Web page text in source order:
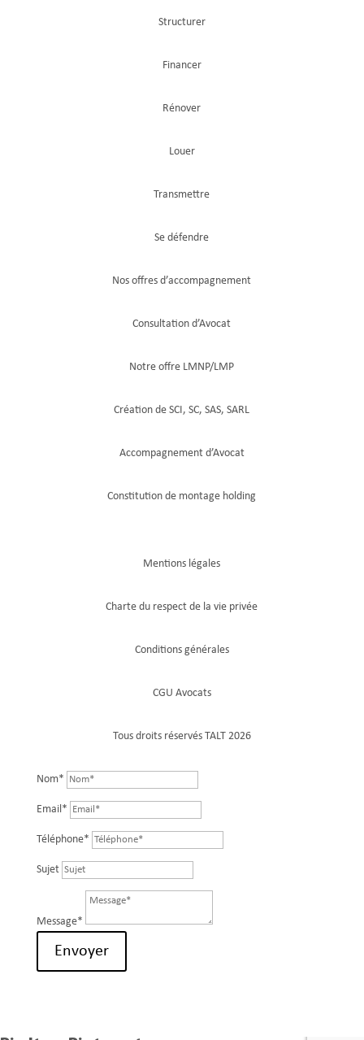
Structurer
Financer
Rénover
Louer
Transmettre
Se défendre
Nos offres d’accompagnement
Consultation d’Avocat
Notre offre LMNP/LMP
Création de SCI, SC, SAS, SARL
Accompagnement d’Avocat
Constitution de montage holding
Mentions légales
Charte du respect de la vie privée
Conditions générales
CGU Avocats
Tous droits réservés TALT 2026
Nom*
Email*
Téléphone*
Sujet
Message*
Envoyer